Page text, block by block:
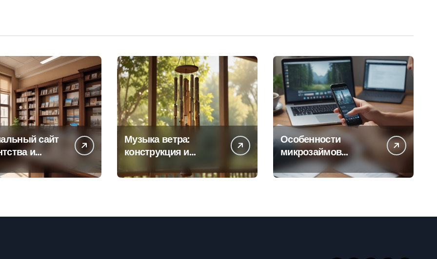
сайт
и
офисов
по регионам
Музыка ветра:
конструкция и
звучания
Особенности
микрозаймов
онлайн: условия,
процентные ставки и